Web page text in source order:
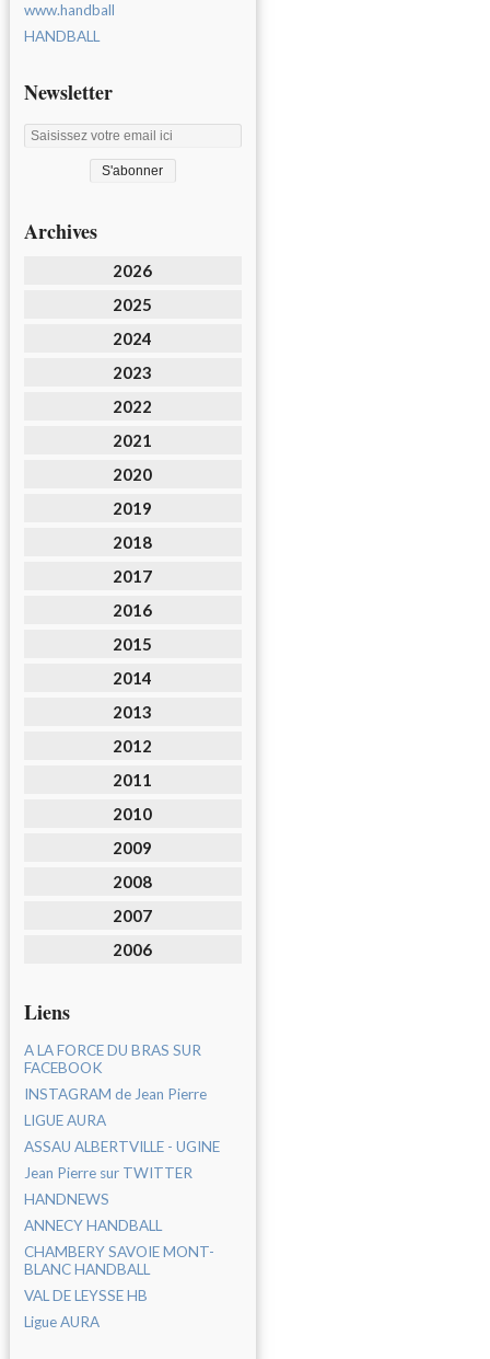
www.handball
HANDBALL
Newsletter
Archives
2026
2025
2024
2023
2022
2021
2020
2019
2018
2017
2016
2015
2014
2013
2012
2011
2010
2009
2008
2007
2006
Liens
A LA FORCE DU BRAS SUR
FACEBOOK
INSTAGRAM de Jean Pierre
LIGUE AURA
ASSAU ALBERTVILLE - UGINE
Jean Pierre sur TWITTER
HANDNEWS
ANNECY HANDBALL
CHAMBERY SAVOIE MONT-
BLANC HANDBALL
VAL DE LEYSSE HB
Ligue AURA